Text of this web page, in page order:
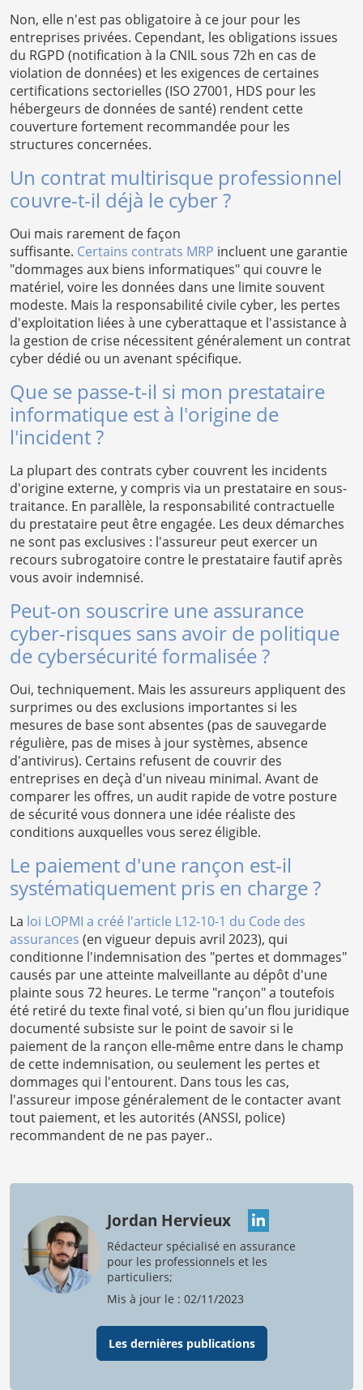
Non, elle n'est pas obligatoire à ce jour pour les
entreprises privées. Cependant, les obligations issues
du RGPD (notification à la CNIL sous 72h en cas de
violation de données) et les exigences de certaines
certifications sectorielles (ISO 27001, HDS pour les
hébergeurs de données de santé) rendent cette
couverture fortement recommandée pour les
structures concernées.
Un contrat multirisque professionnel
couvre-t-il déjà le cyber ?
Oui mais rarement de façon
suffisante. Certains contrats MRP incluent une garantie
"dommages aux biens informatiques" qui couvre le
matériel, voire les données dans une limite souvent
modeste. Mais la responsabilité civile cyber, les pertes
d'exploitation liées à une cyberattaque et l'assistance à
la gestion de crise nécessitent généralement un contrat
cyber dédié ou un avenant spécifique.
Que se passe-t-il si mon prestataire
informatique est à l'origine de
l'incident ?
La plupart des contrats cyber couvrent les incidents
d'origine externe, y compris via un prestataire en sous-
traitance. En parallèle, la responsabilité contractuelle
du prestataire peut être engagée. Les deux démarches
ne sont pas exclusives : l'assureur peut exercer un
recours subrogatoire contre le prestataire fautif après
vous avoir indemnisé.
Peut-on souscrire une assurance
cyber-risques sans avoir de politique
de cybersécurité formalisée ?
Oui, techniquement. Mais les assureurs appliquent des
surprimes ou des exclusions importantes si les
mesures de base sont absentes (pas de sauvegarde
régulière, pas de mises à jour systèmes, absence
d'antivirus). Certains refusent de couvrir des
entreprises en deçà d'un niveau minimal. Avant de
comparer les offres, un audit rapide de votre posture
de sécurité vous donnera une idée réaliste des
conditions auxquelles vous serez éligible.
Le paiement d'une rançon est-il
systématiquement pris en charge ?
La loi LOPMI a créé l'article L12-10-1 du Code des
assurances (en vigueur depuis avril 2023), qui
conditionne l'indemnisation des "pertes et dommages"
causés par une atteinte malveillante au dépôt d'une
plainte sous 72 heures. Le terme "rançon" a toutefois
été retiré du texte final voté, si bien qu'un flou juridique
documenté subsiste sur le point de savoir si le
paiement de la rançon elle-même entre dans le champ
de cette indemnisation, ou seulement les pertes et
dommages qui l'entourent. Dans tous les cas,
l'assureur impose généralement de le contacter avant
tout paiement, et les autorités (ANSSI, police)
recommandent de ne pas payer..
Jordan Hervieux
Rédacteur spécialisé en assurance
pour les professionnels et les
particuliers;
Mis à jour le : 02/11/2023
Les dernières publications